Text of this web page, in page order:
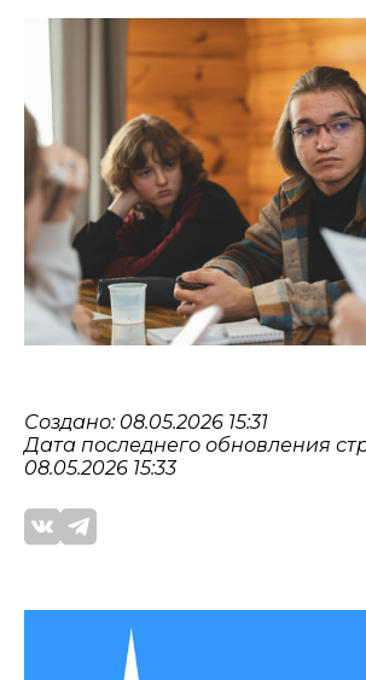
Создано: 08.05.2026 15:31
Дата последнего обновления
08.05.2026 15:33